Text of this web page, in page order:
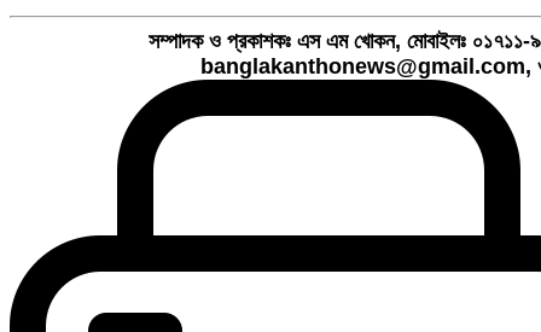
সম্পাদক ও প্রকাশকঃ এস এম খোকন, মোবাইলঃ
banglakanthonews@gmail.com,